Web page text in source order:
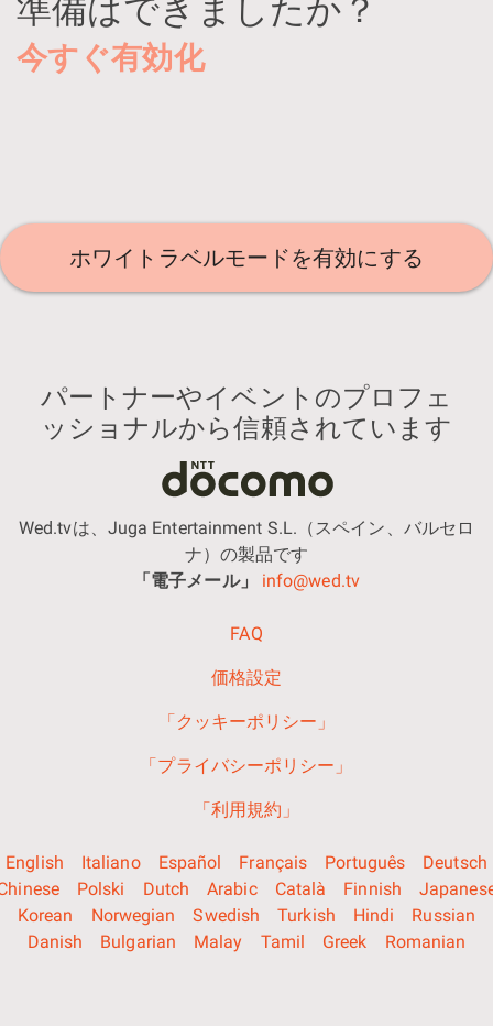
今すぐ有効化
ホワイトラベルモードを有効にする
パートナーやイベントのプロフェ
ッショナルから信頼されています
Wed.tvは、Juga Entertainment S.L.（スペイン、バルセロ
ナ）の製品です
「電子メール」
info@wed.tv
FAQ
価格設定
「クッキーポリシー」
「プライバシーポリシー」
「利用規約」
English Italiano Español Français Português
Deutsch
Polski Dutch Arabic Català Finnish
Korean
Norwegian Swedish Turkish Hindi
Russian
Danish
Bulgarian Malay Tamil Greek Romanian